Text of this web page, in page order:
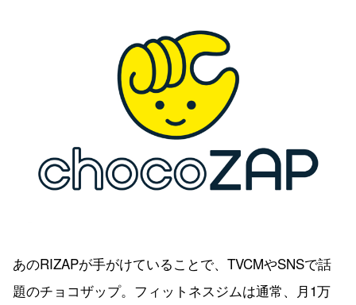
あのRIZAPが手がけていることで、TVCMやSNSで話
題のチョコザップ。フィットネスジムは通常、月1万